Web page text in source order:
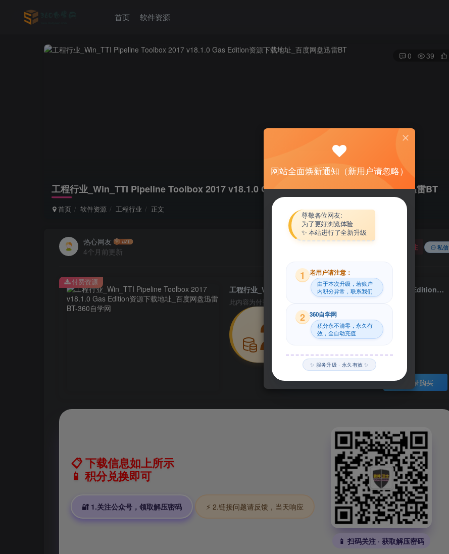
首页 软件资源
工程行业_Win_TTI Pipeline Toolbox 2017 v18.1.0 Gas Edition资源下载地址_百度网盘迅雷BT
首页 软件资源 工程行业 正文
0 39
热心网友
4个月前更新
关注 私信
工程行业_Win_TTI Pipeline Toolbox 2017 v18.1.0 Gas Edition资源下载地址_百度网盘迅雷BT
此内容为付费资源，请付费后查看
29
登录购买
付费资源
📋 下载信息如上所示
📱 积分兑换即可
🔐 1.关注公众号，领取解压密码 ⚡ 2.链接问题请反馈，当天响应
📱 扫码关注 · 获取解压密码
网站全面焕新通知（新用户请忽略）
尊敬各位网友:
为了更好浏览体验
✨ 本站进行了全新升级
1 老用户请注意：
由于本次升级，若账户
内积分异常，联系我们
2 360自学网
积分永不清零，永久有
效，全自动充值
✨ 服务升级 · 永久有效 ✨